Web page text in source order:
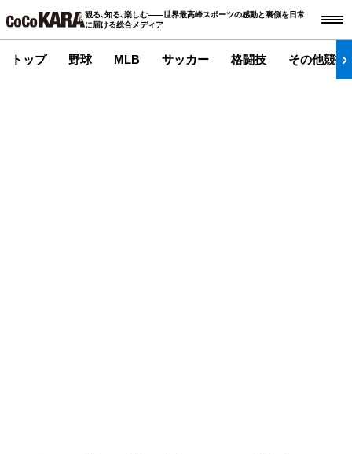
観る､知る､楽しむ――世界最高峰スポーツの感動と裏側を日常
に届ける総合メディア
トップ 野球 MLB サッカー 格闘技 その他競技